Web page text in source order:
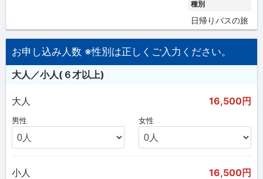
種別
日帰りバスの旅
お申し込み人数 ※性別は正しくご入力ください。
大人／小人(６才以上)
大人 16,500円
男性 女性
小人 16,500円